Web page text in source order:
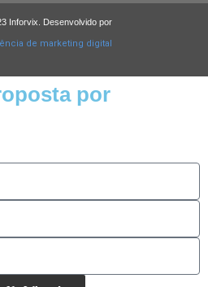
Inforvix. Desenvolvido por
por